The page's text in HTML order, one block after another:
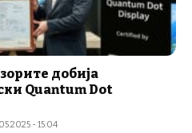
добија
Quantum Dot
- 15:04